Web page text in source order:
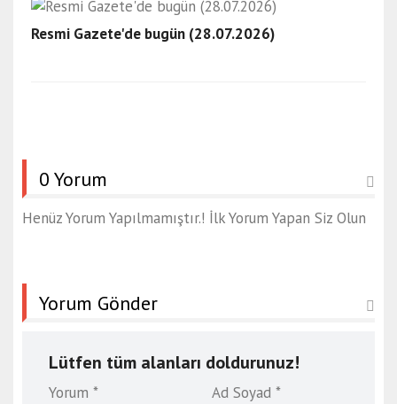
Resmi Gazete'de bugün (28.07.2026)
0 Yorum
Henüz Yorum Yapılmamıştır.! İlk Yorum Yapan Siz Olun
Yorum Gönder
Lütfen tüm alanları doldurunuz!
Yorum * Ad Soyad *